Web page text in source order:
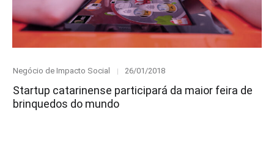
Category
Negócio de Impacto Social
Posted
26/01/2018
Startup catarinense participará da maior feira de
brinquedos do mundo